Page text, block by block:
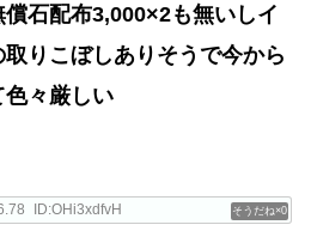
石配布3,000×2も無いしイ
りこぼしありそうで今から
色々厳しい
0
ID:OHi3xdfvH